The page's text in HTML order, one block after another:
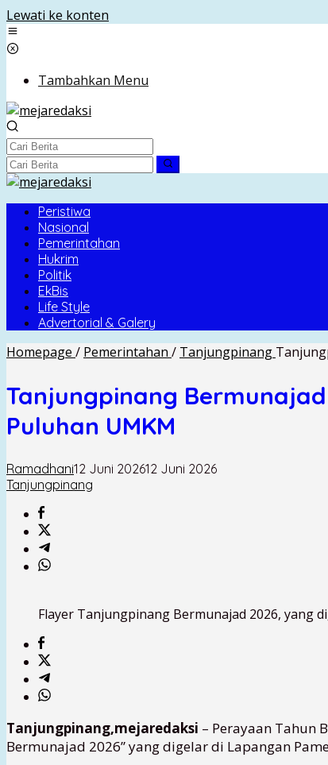
Lewati ke konten
Tambahkan Menu
Peristiwa
Nasional
Pemerintahan
Hukrim
Politik
EkBis
Life Style
Advertorial & Galery
Homepage / Pemerintahan / Tanjungpinang
Tanjungpinang
Puluhan UMKM
Ramadhani12 Juni 202612 Juni 2026
Tanjungpinang
Flayer Tanjungpinang Bermunajad 2026, yang
Tanjungpinang,mejaredaksi – Perayaan Tahun
Bermunajad 2026” yang digelar di Lapangan